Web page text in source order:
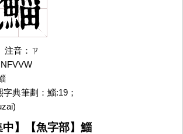
音：ㄗ
典筆劃：鯔:19；
】【魚字部】鯔